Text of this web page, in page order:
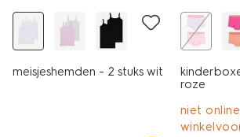
meisjeshemden - 2 stuks wit
roze
niet